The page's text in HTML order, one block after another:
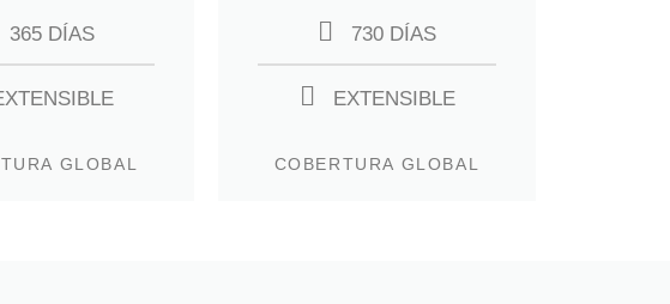
365 DÍAS
GLOBAL
730 DÍAS
EXTENSIBLE
COBERTURA GLOBAL